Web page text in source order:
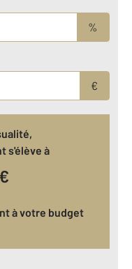
%
€
s'élève à
€
à votre budget